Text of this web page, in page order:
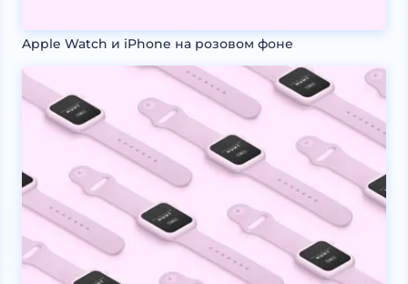
Apple Watch и iPhone на розовом фоне